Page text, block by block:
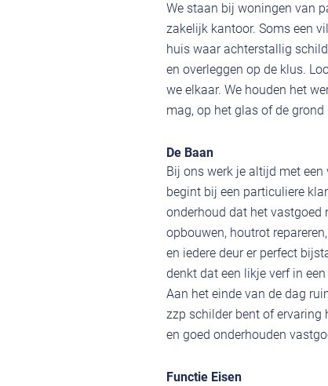
We staan bij woningen van
zakelijk kantoor. Soms een
huis waar achterstallig
en overleggen op de klus.
we elkaar. We houden het
mag, op het glas of de grond
De Baan
Bij ons werk je altijd met
begint bij een particuliere
onderhoud dat het vastgoed
opbouwen, houtrot
en iedere deur er perfect
denkt dat een likje verf in
Aan het einde van de dag
zzp schilder bent of ervaring
en goed onderhouden
Functie Eisen